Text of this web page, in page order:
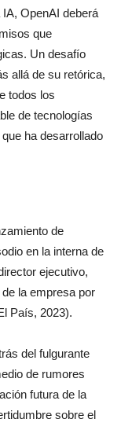
OpenAI deberá
que
Un desafío
allá de su retórica,
todos los
de tecnologías
ha desarrollado
de
en la interna de
ejecutivo,
la empresa por
País, 2023).
del fulgurante
de rumores
futura de la
sobre el